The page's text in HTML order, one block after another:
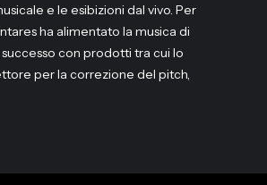
e le esibizioni dal vivo. Per
ha alimentato la musica di
con prodotti tra cui lo
per la correzione del pitch,